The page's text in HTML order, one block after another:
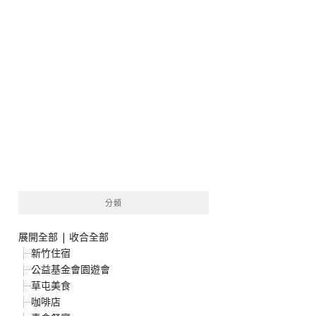
分類
展開全部 | 收合全部
新竹住宿
公益基金會園遊會
草屯美食
咖啡店